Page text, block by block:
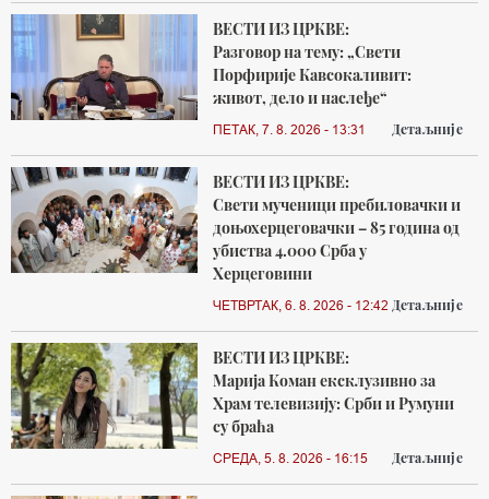
ВЕСТИ ИЗ ЦРКВЕ:
Разговор на тему: „Свети
Порфирије Кавсокаливит:
живот, дело и наслеђе“
ПЕТАК, 7. 8. 2026 - 13:31 Детаљније
ВЕСТИ ИЗ ЦРКВЕ:
Свети мученици пребиловачки и
доњохерцеговачки – 85 година од
убиства 4.000 Срба у
Херцеговини
ЧЕТВРТАК, 6. 8. 2026 - 12:42 Детаљније
ВЕСТИ ИЗ ЦРКВЕ:
Марија Коман ексклузивно за
Храм телевизију: Срби и Румуни
су браћа
СРЕДА, 5. 8. 2026 - 16:15 Детаљније